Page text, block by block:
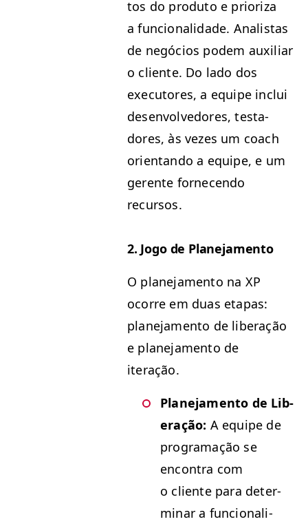
tos do pro­du­to e pri­or­iza
a fun­cional­i­dade. Anal­is­tas
de negó­cios podem aux­il­iar
o cliente. Do lado dos
execu­tores, a equipe inclui
desen­volve­dores, tes­ta­
dores, às vezes um coach
ori­en­tan­do a equipe, e um
ger­ente fornecen­do
recursos.
2. Jogo de Planejamento
O plane­ja­men­to na XP
ocorre em duas eta­pas:
plane­ja­men­to de lib­er­ação
e plane­ja­men­to de
iteração.
Plane­ja­men­to de Lib­
er­ação: A equipe de
pro­gra­mação se
encon­tra com
o cliente para deter­
mi­nar a fun­cional­i­